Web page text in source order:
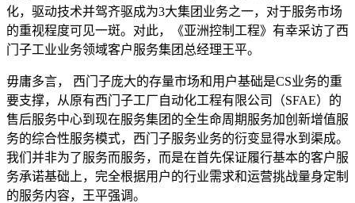
化，驱动技术并驾齐驱成为3大集团业务之一，对于服务市场
的重视程度可见一斑。对此，《亚洲控制工程》有幸采访了西
门子工业业务领域客户服务集团总经理王平。
毋庸多言， 西门子庞大的存量市场和用户基础是CS业务的重
要支撑，从原有西门子工厂自动化工程有限公司（SFAE）的
售后服务中心到现在服务集团的全生命周期服务加创新增值服
务的综合性服务模式，西门子服务业务的衍变显得水到渠成。
我们并非为了服务而服务，而是在首先保证履行基本的客户服
务承诺基础上，完全根据用户的行业需求和运营挑战量身定制
的服务内容，王平强调。